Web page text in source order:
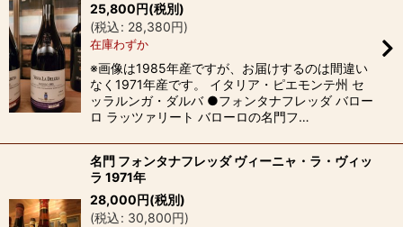
25,800円(税別)
(税込: 28,380円)
在庫わずか
※画像は1985年産ですが、お届けするのは間違い
なく1971年産です。 イタリア・ピエモンテ州 セ
ッラルンガ・ダルバ ●フォンタナフレッダ バロー
ロ ラッツァリート バローロの名門フ…
名門 フォンタナフレッダ ヴィーニャ・ラ・ヴィッ
ラ 1971年
28,000円(税別)
(税込: 30,800円)